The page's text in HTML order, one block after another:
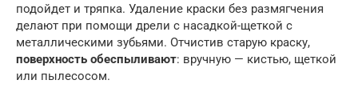
подойдет и тряпка. Удаление краски без размягчения
делают при помощи дрели с насадкой-щеткой с
металлическими зубьями. Отчистив старую краску,
поверхность обеспыливают: вручную — кистью, щеткой
или пылесосом.